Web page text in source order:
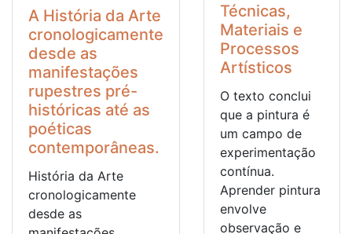
A História da Arte
cronologicamente
desde as
manifestações
rupestres pré-
históricas até as
poéticas
contemporâneas.
História da Arte
cronologicamente
desde as
Técnicas,
Materiais e
Processos
Artísticos
O texto conclui
que a pintura é
um campo de
experimentação
contínua.
Aprender pintura
envolve
observação e